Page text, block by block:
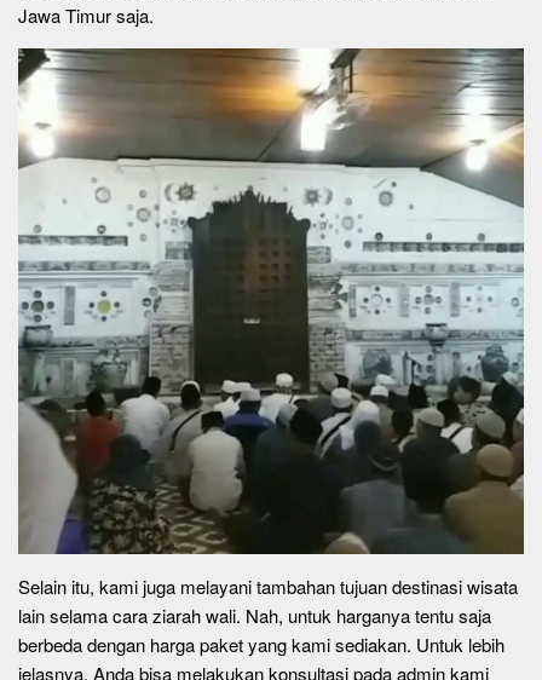
Jawa Timur saja.
Selain itu, kami juga melayani tambahan tujuan destinasi wisata
lain selama cara ziarah wali. Nah, untuk harganya tentu saja
berbeda dengan harga paket yang kami sediakan. Untuk lebih
jelasnya, Anda bisa melakukan konsultasi pada admin kami